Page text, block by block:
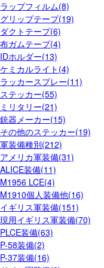
ラップフィルム(8)
グリップテープ(19)
ダクトテープ(6)
布ガムテープ(4)
IDホルダー(13)
ケミカルライト(4)
ラッカースプレー(11)
ステッカー(55)
ミリタリー(21)
銃器メーカー(15)
その他のステッカー(19)
軍装備種別(212)
アメリカ軍装備(31)
ALICE装備(11)
M1956 LCE(4)
M1910個人装備他(16)
イギリス軍装備(151)
現用イギリス軍装備(70)
PLCE装備(63)
P-58装備(2)
P-37装備(16)